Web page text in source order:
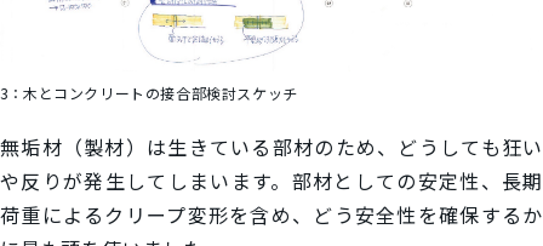
3： 木とコンクリートの接合部検討スケッチ
無垢材（製材）は生きている部材のため、どうしても狂い
や反りが発生してしまいます。部材としての安定性、長期
荷重によるクリープ変形を含め、どう安全性を確保するか